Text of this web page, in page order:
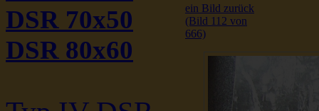
DSR 70x50
DSR 80x60
ein Bild zurück
(Bild 112 von
666)